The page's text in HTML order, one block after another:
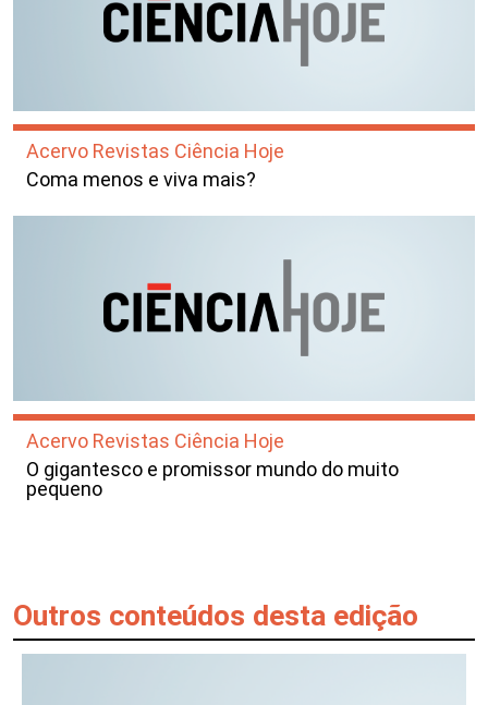
Acervo Revistas Ciência Hoje
Coma menos e viva mais?
Acervo Revistas Ciência Hoje
O gigantesco e promissor mundo do muito
pequeno
Outros conteúdos desta edição